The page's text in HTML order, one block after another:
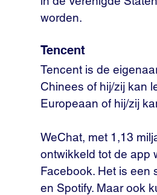
worden.
Tencent
Tencent is de
Chinees of hij/zij kan
Europeaan of hij/zij
WeChat, met 1,13
ontwikkeld tot de app
Facebook. Het is een
en Spotify. Maar ook